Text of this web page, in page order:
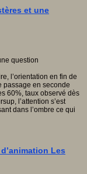
et une
l’orientation en fin de
passage en seconde
60%, taux observé dès
l’attention s’est
dans l’ombre ce qui
Les